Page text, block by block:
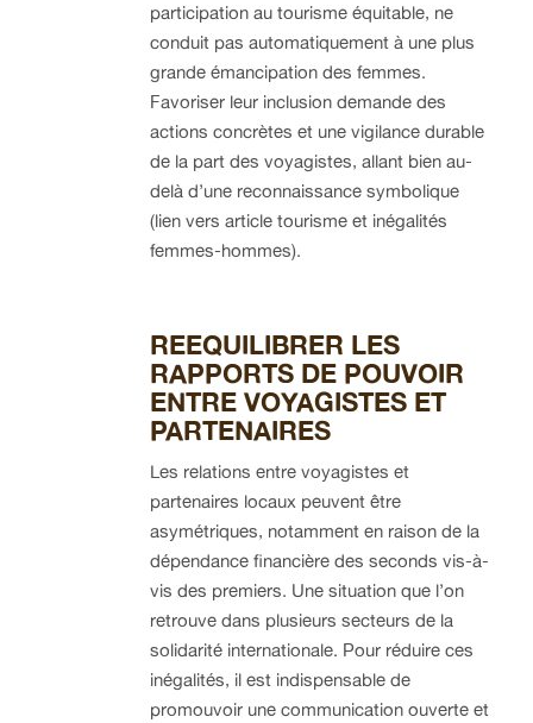
participation au tourisme équitable, ne
conduit pas automatiquement à une plus
grande émancipation des femmes.
Favoriser leur inclusion demande des
actions concrètes et une vigilance durable
de la part des voyagistes, allant bien au-
delà d’une reconnaissance symbolique
(lien vers article tourisme et inégalités
femmes-hommes).
REEQUILIBRER LES
RAPPORTS DE POUVOIR
ENTRE VOYAGISTES ET
PARTENAIRES
Les relations entre voyagistes et
partenaires locaux peuvent être
asymétriques, notamment en raison de la
dépendance financière des seconds vis-à-
vis des premiers. Une situation que l’on
retrouve dans plusieurs secteurs de la
solidarité internationale. Pour réduire ces
inégalités, il est indispensable de
promouvoir une communication ouverte et